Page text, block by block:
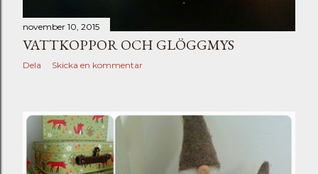
november 10, 2015
VATTKOPPOR OCH GLÖGGMYS
Dela Skicka en kommentar